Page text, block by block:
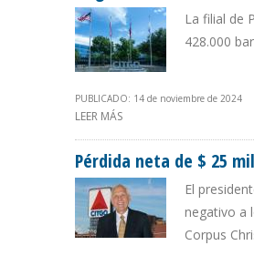
La filial de
428.000
PUBLICADO: 14 de noviembre de 2024
LEER MÁS
Pérdida neta de $ 25
El
negativo a
Corpus